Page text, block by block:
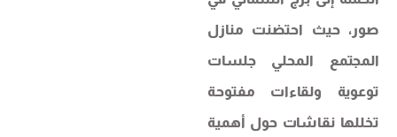
صور، حيث احتضنت منازل
المجتمع المحلي جلسات
توعوية ولقاءات مفتوحة
تخللها نقاشات حول أهمية